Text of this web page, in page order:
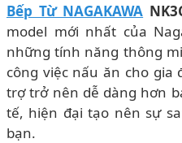
Bếp Từ NAGAKAWA
model mới nhất của
những tính năng thông
công việc nấu ăn cho
trợ trở nên dễ dàng hơn
tế, hiện đại tạo nên sự
bạn.